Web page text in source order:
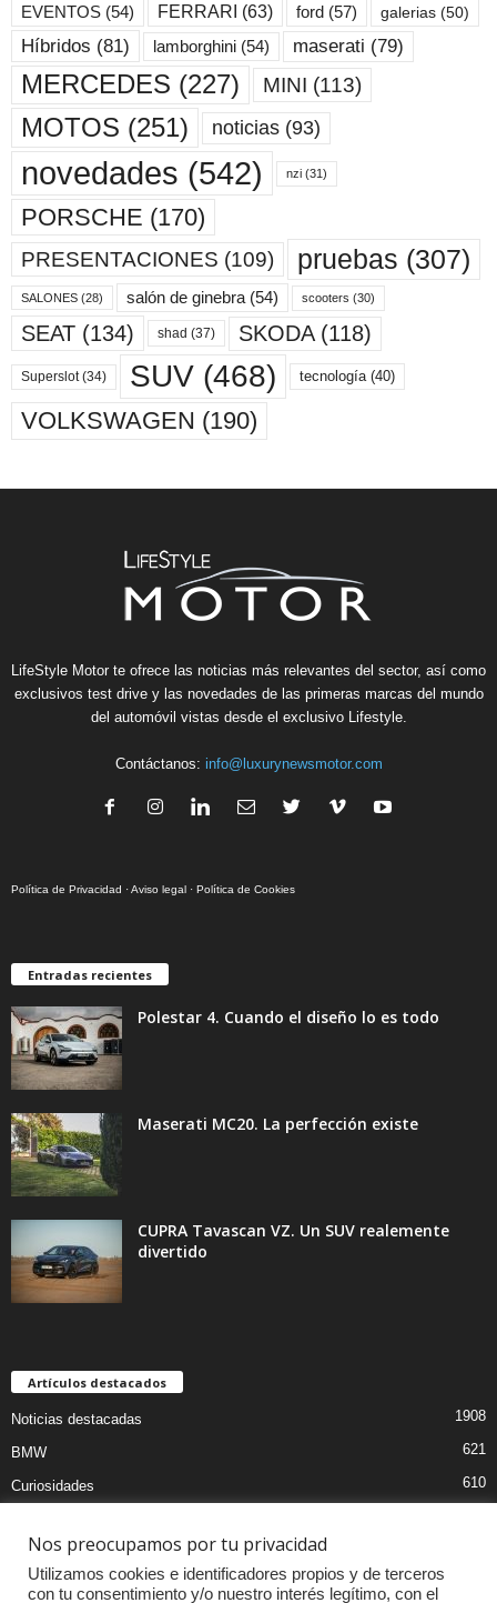
EVENTOS (54) FERRARI (63) ford (57) galerias (50)
Híbridos (81) lamborghini (54) maserati (79)
MERCEDES (227) MINI (113)
MOTOS (251) noticias (93)
novedades (542) nzi (31)
PORSCHE (170)
PRESENTACIONES (109) pruebas (307)
SALONES (28) salón de ginebra(54) scooters (30)
SEAT (134) shad (37) SKODA(118)
Superslot(34) SUV (468) tecnología(40)
VOLKSWAGEN (190)
LifeStyle Motor te ofrece las noticias más relevantes del sector, así como
exclusivos test drive y las novedades de las primeras marcas del mundo
del automóvil vistas desde el exclusivo Lifestyle.
Contáctanos: info@luxurynewsmotor.com
Política de Privacidad ·Aviso legal · Política de Cookies
Entradas recientes
Polestar 4. Cuando el diseño lo es todo
Maserati MC20. La perfección existe
CUPRA Tavascan VZ. Un SUV realemente
divertido
Artículos destacados
Noticias destacadas 1908
BMW 621
Curiosidades 610
Audi
MOTOS
Nos preocupamos por tu privacidad
Utilizamos cookies e identificadores propios y de terceros
con tu consentimiento y/o nuestro interés legítimo, con el